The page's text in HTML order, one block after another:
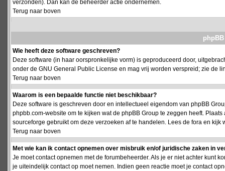
verzonden). Dan kan de beheerder actie ondernemen.
Terug naar boven
Wie heeft deze software geschreven?
Deze software (in haar oorspronkelijke vorm) is geproduceerd door,
onder de GNU General Public License en mag vrij worden verspreid; zie de
Terug naar boven
Waarom is een bepaalde functie niet beschikbaar?
Deze software is geschreven door en intellectueel eigendom van phpBB
phpbb.com-website om te kijken wat de phpBB Group te zeggen heeft.
sourceforge gebruikt om deze verzoeken af te handelen. Lees de fora en
Terug naar boven
Met wie kan ik contact opnemen over misbruik en/of juridische zaken in
Je moet contact opnemen met de forumbeheerder. Als je er niet achter kunt
je uiteindelijk contact op moet nemen. Indien geen reactie moet je contact